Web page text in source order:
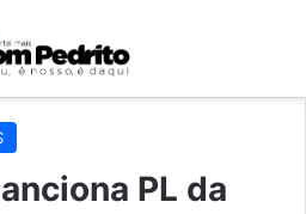
PL da